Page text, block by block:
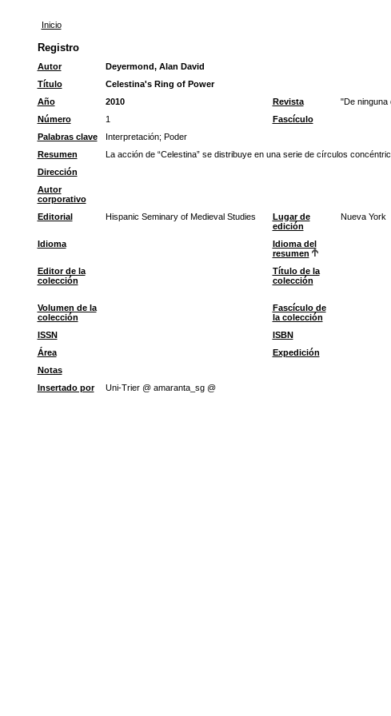
Inicio
Registro
Autor
Deyermond, Alan David
Título
Celestina's Ring of Power
Año
2010 Revista "De ninguna
Número
1 Fascículo
Palabras clave
Interpretación; Poder
Resumen
La acción de “Celestina” se distribuye en una serie de círculos
Dirección
Autor
corporativo
Editorial Hispanic Seminary of Medieval Studies
Lugar de
edición
Nueva York
Idioma
Idioma del
resumen
Editor de la
colección
Título de la
colección
Volumen de la
colección
Fascículo de
la colección
ISSN ISBN
Área
Expedición
Notas
Insertado por
Uni-Trier @ amaranta_sg @